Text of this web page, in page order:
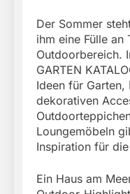
Der Sommer
ihm eine Fülle
Outdoorbereich.
GARTEN
Ideen für Garten,
dekorativen
Loungemöbeln
Inspiration für
Ein Haus am